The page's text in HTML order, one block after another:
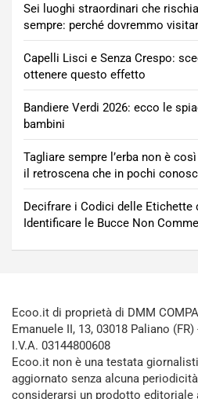
Sei luoghi straordinari che
sempre: perché dovremmo
Capelli Lisci e Senza Crespo:
ottenere questo effetto
Bandiere Verdi 2026: ecco le
bambini
Tagliare sempre l’erba non è
il retroscena che in pochi
Decifrare i Codici delle Etichette
Identificare le Bucce Non
Ecoo.it di proprietà di DMM
Emanuele II, 13, 03018 Paliano
I.V.A. 03144800608
Ecoo.it non è una testata
aggiornato senza alcuna
considerarsi un prodotto editoriale